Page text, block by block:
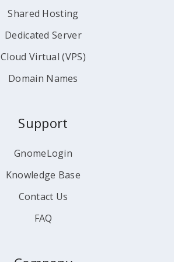
Shared Hosting
Dedicated Server
Cloud Virtual (VPS)
Domain Names
Support
GnomeLogin
Knowledge Base
Contact Us
FAQ